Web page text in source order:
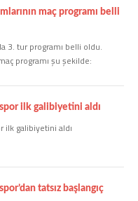
maç programı belli
3. tur programı belli oldu.
programı şu şekilde:
ilk galibiyetini aldı
ilk galibiyetini aldı
tatsız başlangıç